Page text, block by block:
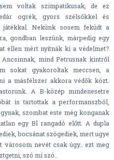
voltak szimpatikusak, de ez
ogrék, gyors szélsőkkel és
játékkal. Nekünk sosem feküdt a
gondban leszünk, márpedig egy
ellen mért nyitnák ki a védelmet?
mind Petrusnak kintről
sokat gyakoroltak meccsen, a
a másfélszer akkora védők közt.
A B-közép mindenesetre
is tartottak a performanszból,
szombat este még konganak
egy Bl rangadó előtt. A dupla
bocsánat szögediek, mert ugye
városom nevét csak úgy.. ezt meg
szó mi szó..